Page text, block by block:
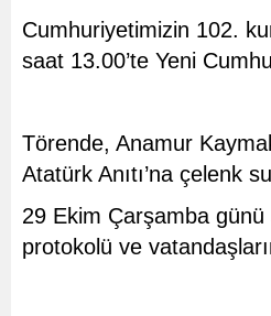
Cumhuriyetimizin 102.
saat 13.00’te Yeni
Törende, Anamur
Atatürk Anıtı’na çelenk
29 Ekim Çarşamba
protokolü ve